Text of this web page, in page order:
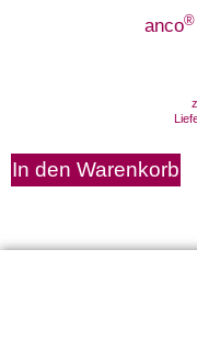
anco®
In den Warenkorb